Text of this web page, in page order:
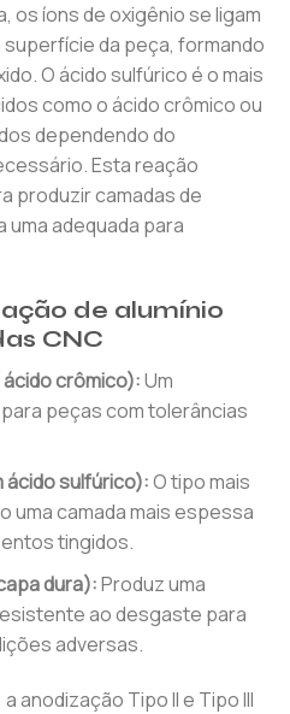
os íons de oxigênio se ligam
da peça, formando
O ácido sulfúrico é o mais
como o ácido crômico ou
​​dependendo do
Esta reação
produzir camadas de
adequada para
de alumínio
CNC
crômico):Um
peças com tolerâncias
ácido sulfúrico):O tipo mais
uma camada mais espessa
tingidos.
dura):Produz uma
ao desgaste para
adversas.
a anodização Tipo II e Tipo III